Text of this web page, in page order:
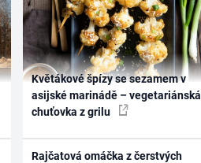
Květákové špízy se sezamem v
asijské marinádě – vegetariánská
chuťovka z grilu
Rajčatová omáčka z čerstvých